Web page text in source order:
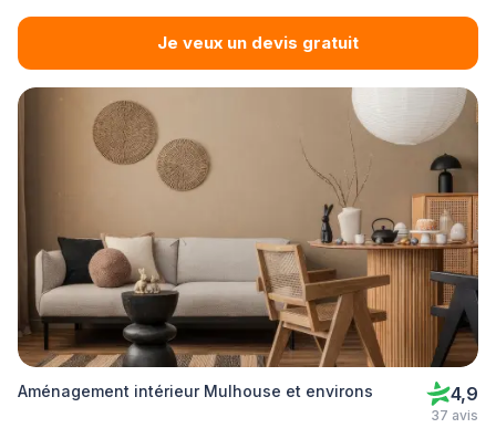
Je veux un devis gratuit
Aménagement intérieur Mulhouse et environs 4,9
37 avis